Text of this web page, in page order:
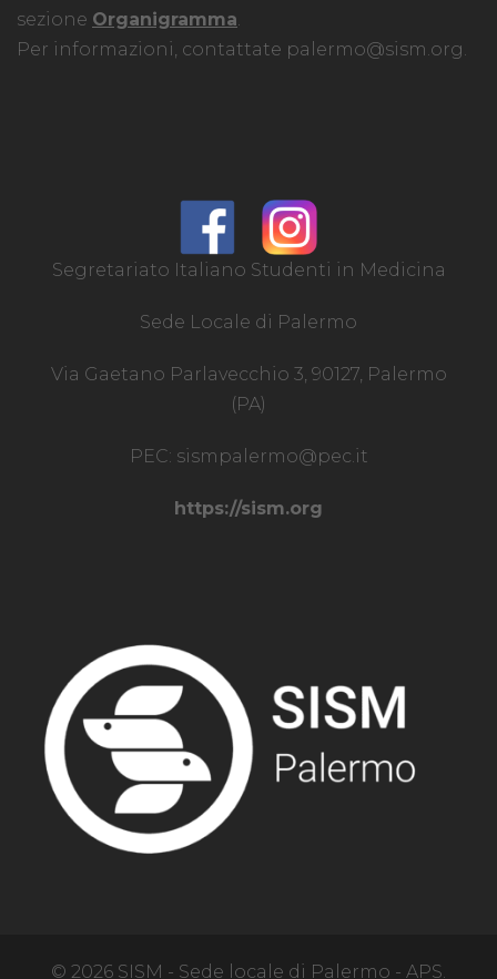
sezione Organigramma.
Per informazioni, contattate palermo@sism.org.
Segretariato Italiano Studenti in Medicina
Sede Locale di Palermo
Via Gaetano Parlavecchio 3, 90127, Palermo
(PA)
PEC: sismpalermo@pec.it
https://sism.org
© 2026 SISM - Sede locale di Palermo - APS.